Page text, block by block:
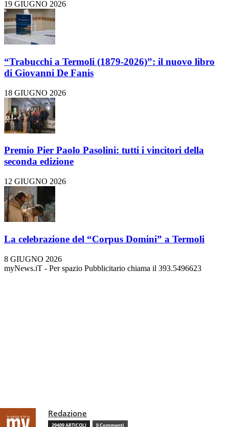
19 GIUGNO 2026
“Trabucchi a Termoli (1879-2026)”: il nuovo libro
di Giovanni De Fanis
18 GIUGNO 2026
Premio Pier Paolo Pasolini: tutti i vincitori della
seconda edizione
12 GIUGNO 2026
La celebrazione del “Corpus Domini” a Termoli
8 GIUGNO 2026
myNews.iT - Per spazio Pubblicitario chiama il 393.5496623
Redazione
29409 ARTICOLI 0 Commenti